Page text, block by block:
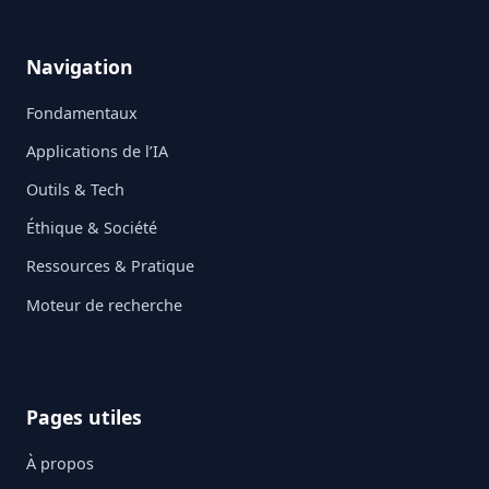
Navigation
Fondamentaux
Applications de l’IA
Outils & Tech
Éthique & Société
Ressources & Pratique
Moteur de recherche
Pages utiles
À propos